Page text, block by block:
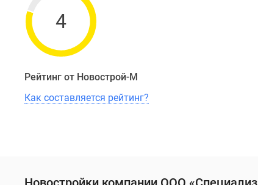
4
Рейтинг от Новострой-М
Как составляется рейтинг?